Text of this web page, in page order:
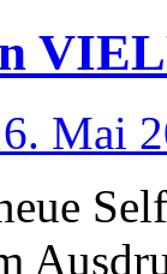
Mai